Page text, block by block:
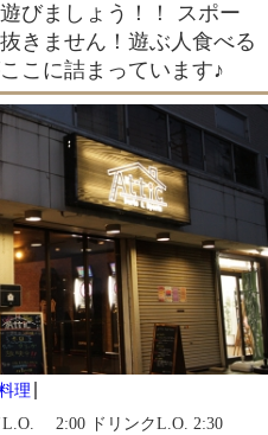
びましょう！！ スポー
きません！遊ぶ人食べる
こに詰まっています♪
理
L.O. 2:00 ドリンクL.O. 2:30